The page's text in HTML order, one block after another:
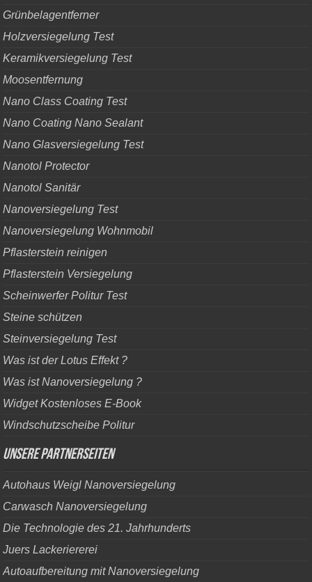
Grünbelagentferner
Holzversiegelung Test
Keramikversiegelung Test
Moosentfernung
Nano Class Coating Test
Nano Coating Nano Sealant
Nano Glasversiegelung Test
Nanotol Protector
Nanotol Sanitär
Nanoversiegelung Test
Nanoversiegelung Wohnmobil
Pflasterstein reinigen
Pflasterstein Versiegelung
Scheinwerfer Politur Test
Steine schützen
Steinversiegelung Test
Was ist der Lotus Effekt ?
Was ist Nanoversiegelung ?
Widget Kostenloses E-Book
Windschutzscheibe Politur
Unsere Partnerseiten
Autohaus Weigl Nanoversiegelung
Carwasch Nanoversiegelung
Die Technologie des 21. Jahrhunderts
Juers Lackeriererei
Autoaufbereitung mit Nanoversiegelung